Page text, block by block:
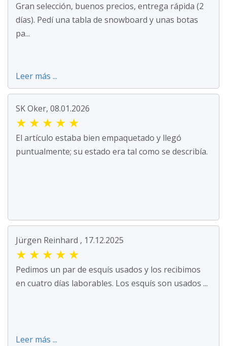
Gran selección, buenos precios, entrega rápida (2
días). Pedí una tabla de snowboard y unas botas
pa...
Leer más ...
SK Oker, 08.01.2026
★ ★ ★ ★ ★
El artículo estaba bien empaquetado y llegó
puntualmente; su estado era tal como se describía.
Jürgen Reinhard , 17.12.2025
★ ★ ★ ★ ★
Pedimos un par de esquís usados y los recibimos
en cuatro días laborables. Los esquís son usados ...
Leer más ...